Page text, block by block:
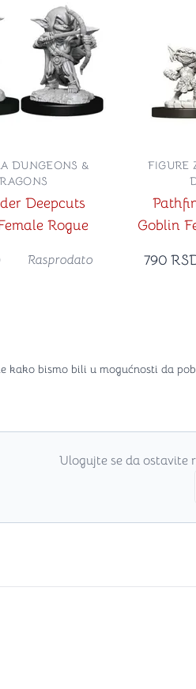
Deepcuts
Rogue
DUNGEONS &
Rasprodato
Goblin
FIGURE
790
kako bismo bili u mogućnosti da
Ulogujte se da ostavite